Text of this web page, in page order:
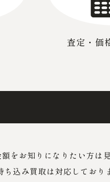
査定・価
をお知りになりたい方は
込み買取は対応しており